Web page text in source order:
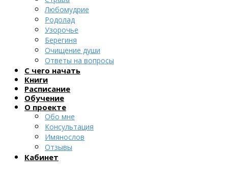
Любомудрие
Родолад
Узорочье
Берегиня
Очищение души
Ответы на вопросы
С чего начать
Книги
Расписание
Обучение
О проекте
Обо мне
Консультация
Имянослов
Отзывы
Кабинет